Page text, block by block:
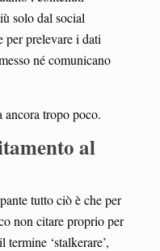
solo dal social
per prelevare i dati
né comunicano
tropo poco.
al
tutto ciò è che per
non citare proprio per
‘stalkerare’,